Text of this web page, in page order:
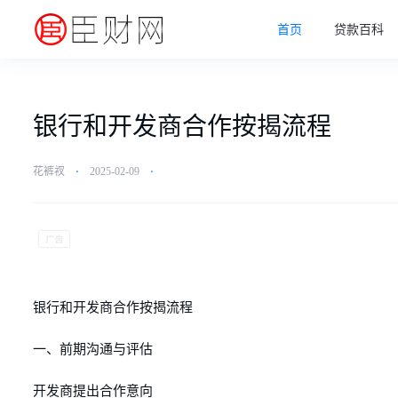
首页 贷款百科
银行和开发商合作按揭流程
花裤衩 ⋅ 2025-02-09 ⋅
银行和开发商合作按揭流程
一、前期沟通与评估
开发商提出合作意向